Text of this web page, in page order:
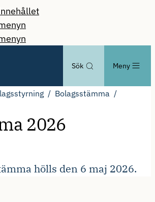
Sök Meny
Bolagsstämma
2026
hölls den 6 maj 2026.